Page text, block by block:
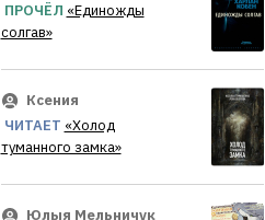
ПРОЧЁЛ «Единожды
солгав»
Ксения
ЧИТАЕТ «Холод
туманного замка»
Юлыя Мельничук